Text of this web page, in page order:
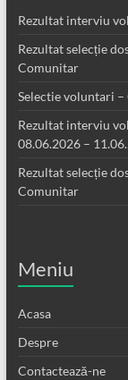
Rezultat interviu
Rezultat selecție
Comunitar
Selectie voluntari
Rezultat interviu
08.06.2026 –
Rezultat selecție
Comunitar
Meniu
Acasa
Despre
Contactează-ne